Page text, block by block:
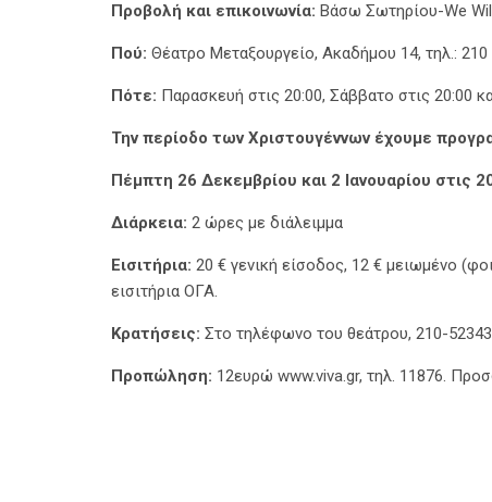
Προβολή και επικοινωνία: Βάσω Σωτηρίου-We
Πού: Θέατρο Μεταξουργείο, Ακαδήμου 14, τηλ.: 210
Πότε: Παρασκευή στις 20:00, Σάββατο στις 20:00
Την περίοδο των Χριστουγέννων έχουμε
Πέμπτη 26 Δεκεμβρίου και 2 Ιανουαρίου στις
Διάρκεια: 2 ώρες με διάλειμμα
Εισιτήρια: 20 € γενική είσοδος, 12 € μειωμένο
εισιτήρια ΟΓΑ.
Κρατήσεις: Στο τηλέφωνο του θεάτρου, 210-
Προπώληση: 12ευρώ www.viva.gr, τηλ. 11876.